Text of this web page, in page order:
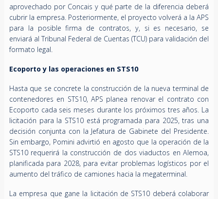
aprovechado por Concais y qué parte de la diferencia deberá
cubrir la empresa. Posteriormente, el proyecto volverá a la APS
para la posible firma de contratos, y, si es necesario, se
enviará al Tribunal Federal de Cuentas (TCU) para validación del
formato legal.
Ecoporto y las operaciones en STS10
Hasta que se concrete la construcción de la nueva terminal de
contenedores en STS10, APS planea renovar el contrato con
Ecoporto cada seis meses durante los próximos tres años. La
licitación para la STS10 está programada para 2025, tras una
decisión conjunta con la Jefatura de Gabinete del Presidente.
Sin embargo, Pomini advirtió en agosto que la operación de la
STS10 requerirá la construcción de dos viaductos en Alemoa,
planificada para 2028, para evitar problemas logísticos por el
aumento del tráfico de camiones hacia la megaterminal.
La empresa que gane la licitación de STS10 deberá colaborar